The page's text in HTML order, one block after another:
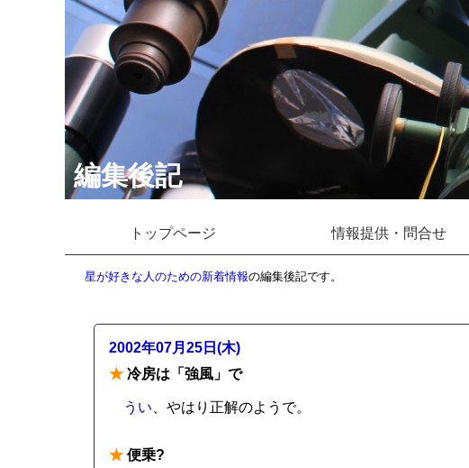
編集後記
トップページ 情報提供・問合せ
星が好きな人のための新着情報の編集後記です。
2002年07月25日(木)
★ 冷房は「強風」で
うい 、やはり正解のようで。
★ 便乗?